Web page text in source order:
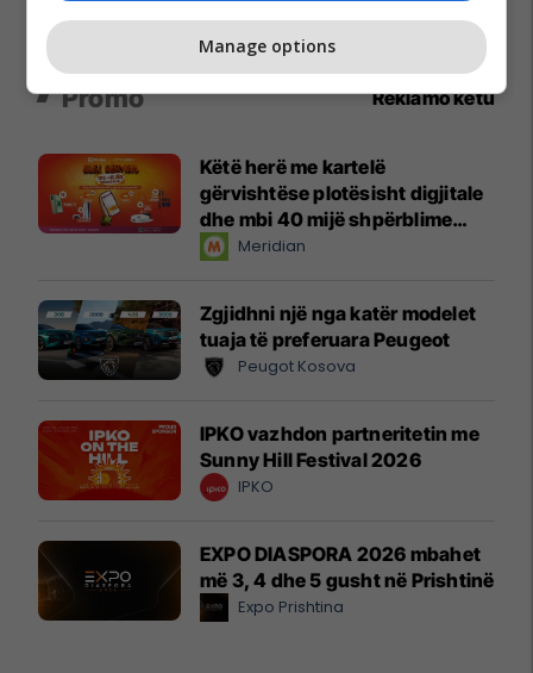
Promo Reklamo këtu
Këtë herë me kartelë
gërvishtëse plotësisht digjitale
dhe mbi 40 mijë shpërblime
instant!Meridian
Zgjidhni një nga katër modelet
tuaja të preferuara Peugeot
Peugot Kosova
IPKO vazhdon partneritetin me
Sunny Hill Festival 2026
IPKO
EXPO DIASPORA 2026 mbahet
më 3, 4 dhe 5 gusht në Prishtinë
Expo Prishtina
Manage options